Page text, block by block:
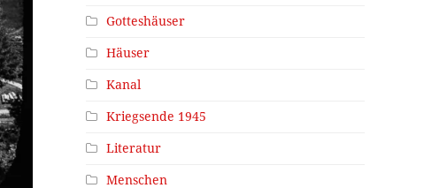
Gotteshäuser
Häuser
Kanal
Kriegsende 1945
Literatur
Menschen